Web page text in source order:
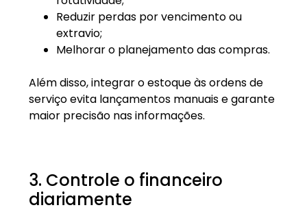
Reduzir perdas por vencimento ou
extravio;
Melhorar o planejamento das compras.
Além disso, integrar o estoque às ordens de
serviço evita lançamentos manuais e garante
maior precisão nas informações.
3. Controle o financeiro
diariamente